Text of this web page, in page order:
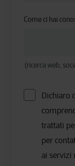
Come ci hai
(ricerca web,
Dichiaro
trattati
per
ai servizi